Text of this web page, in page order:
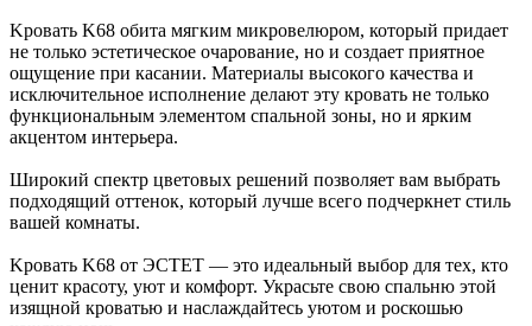
Kровать K68 обита мягким микровелюром, который придает
не только эстетическое очарование, но и создает приятное
ощущение при касании. Материалы высокого качества и
исключительное исполнение делают эту кровать не только
функциональным элементом спальной зоны, но и ярким
акцентом интерьера.
Широкий спектр цветовых решений позволяет вам выбрать
подходящий оттенок, который лучше всего подчеркнет стиль
вашей комнаты.
Kровать K68 от ЭСТЕТ — это идеальный выбор для тех, кто
ценит красоту, уют и комфорт. Украсьте свою спальню этой
изящной кроватью и наслаждайтесь уютом и роскошью